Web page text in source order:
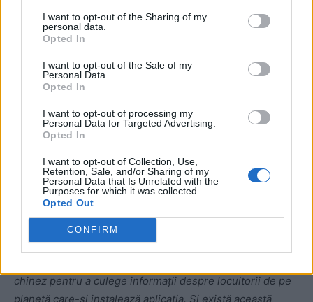
I want to opt-out of the Sharing of my
personal data.
Opted In
I want to opt-out of the Sale of my
Personal Data.
Opted In
I want to opt-out of processing my
Personal Data for Targeted Advertising.
Opted In
I want to opt-out of Collection, Use,
Retention, Sale, and/or Sharing of my
Personal Data that Is Unrelated with the
Purposes for which it was collected.
Opted Out
CONFIRM
ad
Apropo, dacă tot suntem la subiectul TikTok: ce
părere aveți despre disputa privind această platformă
chinez pentru a culege informații despre locuitorii de pe
planetă care-și instalează aplicația. Și există această